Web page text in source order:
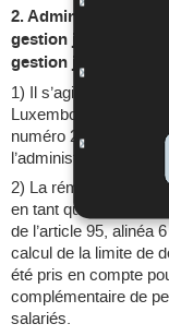
2. Administrateur
gestion journalière
gestion journalière
1) Il s’agit d’une
Luxembourg une des
numéro 2 L.I.R.,
l’administrateur ait la
2) La rémunération
en tant que revenu
de l’article 95, alinéa
calcul de la limite de
été pris en compte
complémentaire de
salariés.